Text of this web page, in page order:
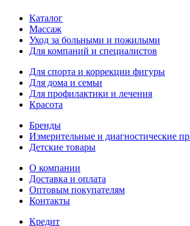
Каталог
Массаж
Уход за больными и пожилыми
Для компаний и специалистов
Для спорта и коррекции фигуры
Для дома и семьи
Для профилактики и лечения
Красота
Бренды
Измерительные и диагностические
Детские товары
О компании
Доставка и оплата
Оптовым покупателям
Контакты
Кредит